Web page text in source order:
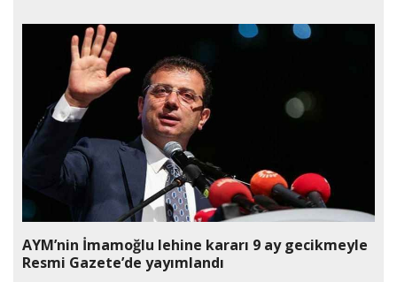
AYM’nin İmamoğlu lehine kararı 9 ay gecikmeyle
Resmi Gazete’de yayımlandı